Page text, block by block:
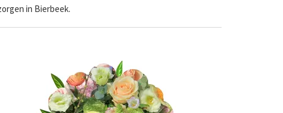
in Bierbeek.